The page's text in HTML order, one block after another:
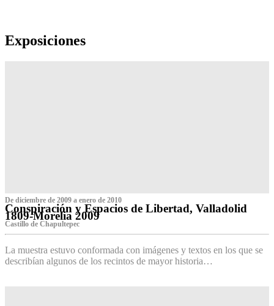
Exposiciones
De diciembre de 2009 a enero de 2010
Conspiración y Espacios de Libertad, Valladolid
1809-Morelia 2009
Castillo de Chapultepec
La muestra estuvo conformada con imágenes y textos en los que se
describían algunos de los recintos de mayor historia…